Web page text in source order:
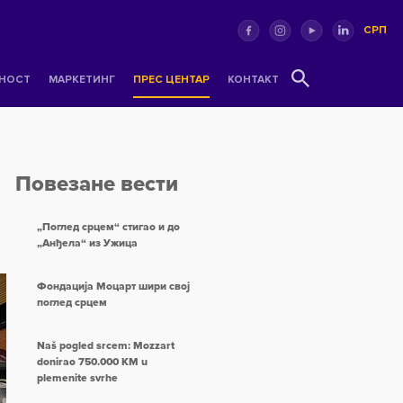
СРП
МАРКЕТИНГ ПРЕС ЦЕНТАР КОНТАКТ
Повезане вести
„Поглед срцем“ стигао и до
„Анђела“ из Ужица
Фондација Моцарт шири свој
поглед срцем
Naš pogled srcem: Mozzart
donirao 750.000 KM u
plemenite svrhe